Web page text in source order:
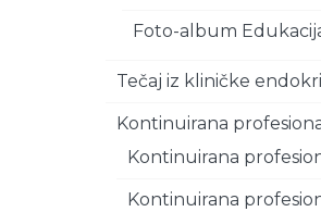
Foto-album
Tečaj iz kliničke
Kontinuirana
Kontinuirana
Kontinuirana